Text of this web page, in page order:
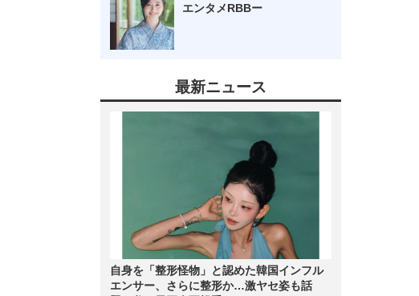
エンタメRBBー
最新ニュース
自身を「整形怪物」と認めた韓国インフル
エンサー、さらに整形か…激ヤセ姿も話